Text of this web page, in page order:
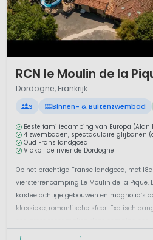
RCN le Moulin de la
Dordogne, Frankrijk
S Binnen- & Buitenzwembad
Beste familiecamping van Europa (Alan
4 zwembaden, spectaculaire glijbanen
Oud Frans landgoed
Vlakbij de rivier de Dordogne
Op het prachtige Franse landgoed, met
viersterrencamping Le Moulin de la Pique.
kasteelachtige gebouwen en magnolia’s
klassieke, romantische sfeer. Exotisch